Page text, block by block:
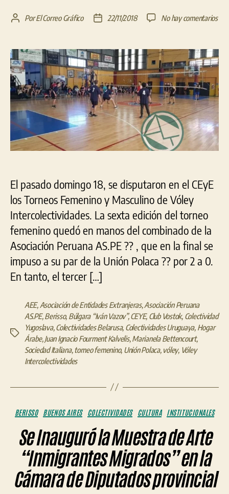
Autor
entrada
PorEl Correo Gráfico
Fecha
entrada
22/11/2018 No hay comentariosen
se
con
los
y
de
El pasado domingo 18, se disputaron en el CEyE
los Torneos Femenino y Masculino de Vóley
Intercolectividades. La sexta edición del torneo
femenino quedó en manos del combinado de la
Asociación Peruana AS.PE ?? , que en la final se
impuso a su par de la Unión Polaca ?? por 2 a 0.
En tanto, el tercer […]
Etiquetas
AEE, Asociación de Entidades Extranjeras,Asociación Peruana
AS.PE,Berisso, Búlgara “Iván Vazov”,CEYE, Club Vostok, Colectividad
Yugoslava,Colectividades Belarusa, Colectividades Uruguaya, Hogar
Árabe,Juan Ignacio Fourment Kalvelis,Marianela Bettencourt,
Sociedad Italiana,torneo femenino, Unión Polaca, vóley, Vóley
Intercolectividades
Categorías
BERISSO BUENOS AIRES COLECTIVIDADES CULTURA INSTITUCIONALES
Se Inauguró la Muestra de Arte
“Inmigrantes Migrados” en la
Cámara de Diputados provincial